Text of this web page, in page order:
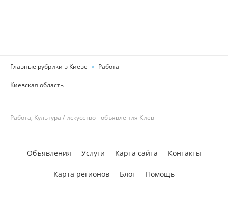
Главные рубрики в Киеве Работа
Киевская область
Работа, Культура / искусство - объявления Киев
Объявления Услуги Карта сайта Контакты
Карта регионов Блог Помощь